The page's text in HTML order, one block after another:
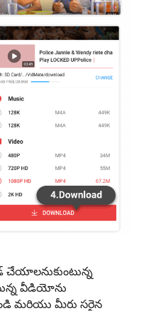
చేయాలనుకుంటున్న
వీడియోను
మరియు మీరు సరైన